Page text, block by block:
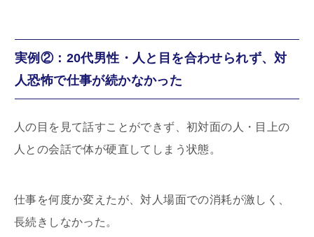
実例②：20代男性・人と目を合わせられず、対
人恐怖で仕事が続かなかった
人の目を見て話すことができず、初対面の人・目上の
人との会話で体が硬直してしまう状態。
仕事を何度か変えたが、対人場面での消耗が激しく、
長続きしなかった。